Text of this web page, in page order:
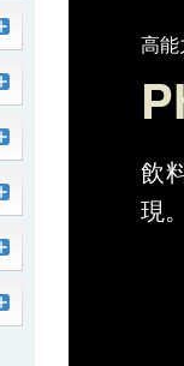
高
飲
現